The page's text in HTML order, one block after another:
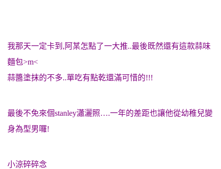
我那天一定卡到,阿某怎點了一大推..最後既然還有這款蒜味
麵包>m<
蒜醬塗抹的不多..單吃有點乾還滿可惜的!!!
最後不免來個stanley瀟灑照….一年的差距也讓他從幼稚兒變
身為型男囉!
小涼碎碎念